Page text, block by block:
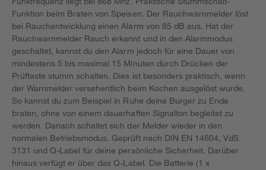
Funktion beim Braten von Speisen. Der Rauchwarnmelder löst
bei Rauchentwicklung einen Alarm von 85 dB aus. Hat der
Rauchwarnmelder Rauch erkannt und in den Alarmmodus
geschaltet, kannst du den Alarm jedoch für eine Dauer von
mindestens 5 bis maximal 15 Minuten durch Drücken der
Prüftaste stumm schalten. Dies ist besonders praktisch, wenn
der Warnmelder versehentlich beim Kochen ausgelöst wurde.
So kannst du zum Beispiel in Ruhe deine Burger zu Ende
braten, ohne von einem dauerhaften Signalton begleitet zu
werden. Danach schaltet sich der Melder wieder in den
normalen Betriebsmodus. Geprüft nach DIN EN 14604, VdS
3131 und Q-Label für deine persönliche Sicherheit. Darüber
hinaus verfügt er über das Q-Label. Die Batterie (1 x